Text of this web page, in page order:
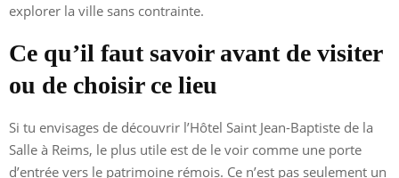
explorer la ville sans contrainte.
Ce qu’il faut savoir avant de visiter
ou de choisir ce lieu
Si tu envisages de découvrir l’Hôtel Saint Jean-Baptiste de la
Salle à Reims, le plus utile est de le voir comme une porte
d’entrée vers le patrimoine rémois. Ce n’est pas seulement un